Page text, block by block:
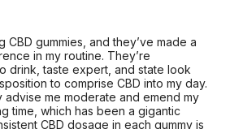
CBD gummies, and they’ve made a
in my routine. They’re
drink, taste expert, and state look
to comprise CBD into my day.
advise me moderate and emend my
time, which has been a gigantic
CBD dosage in each gummy is